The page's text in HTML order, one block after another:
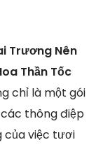
Trương Nên
Thần Tốc
chỉ là một gói
thông điệp
của việc tươi